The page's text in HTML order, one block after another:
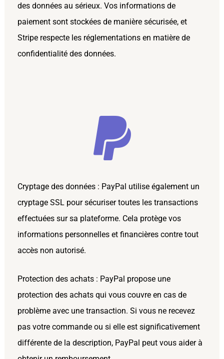
des données au sérieux. Vos informations de
paiement sont stockées de manière sécurisée, et
Stripe respecte les réglementations en matière de
confidentialité des données.
Cryptage des données : PayPal utilise également un
cryptage SSL pour sécuriser toutes les transactions
effectuées sur sa plateforme. Cela protège vos
informations personnelles et financières contre tout
accès non autorisé.
Protection des achats : PayPal propose une
protection des achats qui vous couvre en cas de
problème avec une transaction. Si vous ne recevez
pas votre commande ou si elle est significativement
différente de la description, PayPal peut vous aider à